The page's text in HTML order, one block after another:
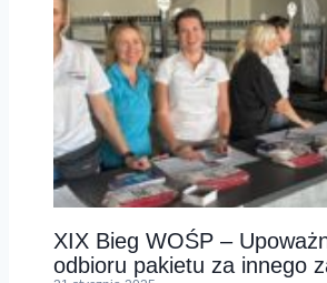
XIX Bieg WOŚP –
odbioru pakietu za innego